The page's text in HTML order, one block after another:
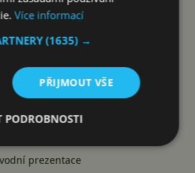
prezentace
Více informací
(1635) →
PŘIJMOUT VŠE
PODROBNOSTI